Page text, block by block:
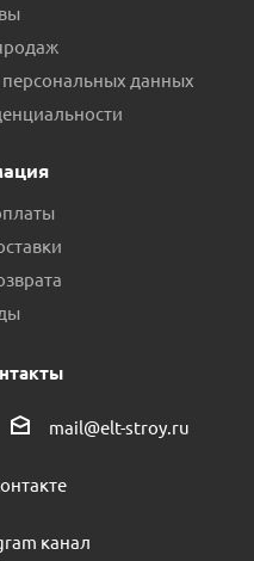
данных
mail@elt-stroy.ru
канал